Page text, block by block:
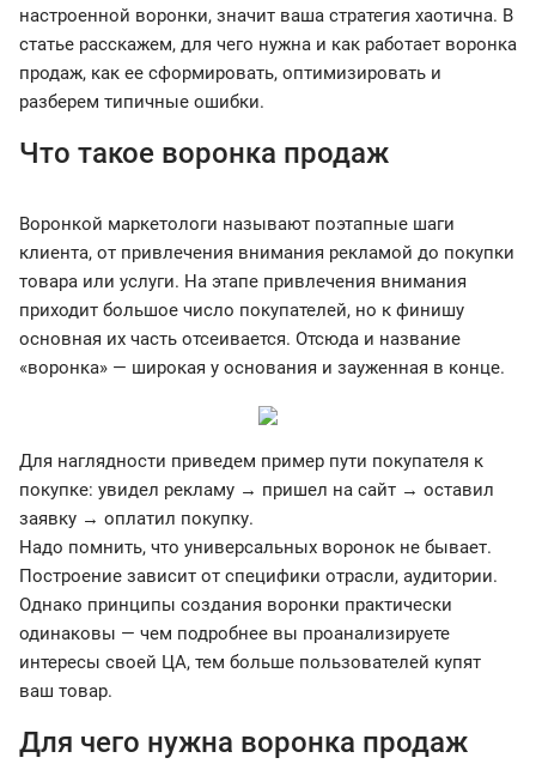
настроенной воронки, значит ваша стратегия хаотична. В
статье расскажем, для чего нужна и как работает воронка
продаж, как ее сформировать, оптимизировать и
разберем типичные ошибки.
Что такое воронка продаж
Воронкой маркетологи называют поэтапные шаги
клиента, от привлечения внимания рекламой до покупки
товара или услуги. На этапе привлечения внимания
приходит большое число покупателей, но к финишу
основная их часть отсеивается. Отсюда и название
«воронка» — широкая у основания и зауженная в конце.
Для наглядности приведем пример пути покупателя к
покупке: увидел рекламу → пришел на сайт → оставил
заявку → оплатил покупку.
Надо помнить, что универсальных воронок не бывает.
Построение зависит от специфики отрасли, аудитории.
Однако принципы создания воронки практически
одинаковы — чем подробнее вы проанализируете
интересы своей ЦА, тем больше пользователей купят
ваш товар.
Для чего нужна воронка продаж